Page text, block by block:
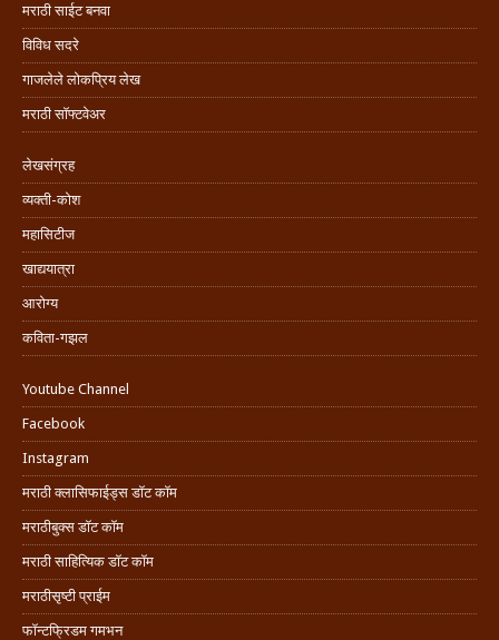
मराठी साईट बनवा
विविध सदरे
गाजलेले लोकप्रिय लेख
मराठी सॉफ्टवेअर
लेखसंग्रह
व्यक्ती-कोश
महासिटीज
खाद्ययात्रा
आरोग्य
कविता-गझल
Youtube Channel
Facebook
Instagram
मराठी क्लासिफाईड्स डॉट कॉम
मराठीबुक्स डॉट कॉम
मराठी साहित्यिक डॉट कॉम
मराठीसृष्टी प्राईम
फॉन्टफ्रिडम गमभन